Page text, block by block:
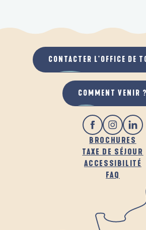
BROCHURES
TAXE DE SÉJOUR
ACCESSIBILITÉ
FAQ
CONTACTER L'OFFICE DE
COMMENT VENIR ?